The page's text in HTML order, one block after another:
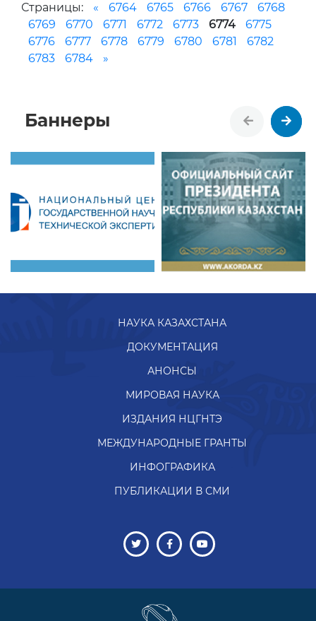
Страницы: « 6764 6765 6766 6767
6768
6769
6770 6771 6772 6773 6774
6775
6776
6777 6778 6779 6780 6781
6782
6783
6784 »
Баннеры
НАУКА КАЗАХСТАНА
ДОКУМЕНТАЦИЯ
АНОНСЫ
МИРОВАЯ НАУКА
ИЗДАНИЯ НЦГНТЭ
МЕЖДУНАРОДНЫЕ ГРАНТЫ
ИНФОГРАФИКА
ПУБЛИКАЦИИ В СМИ